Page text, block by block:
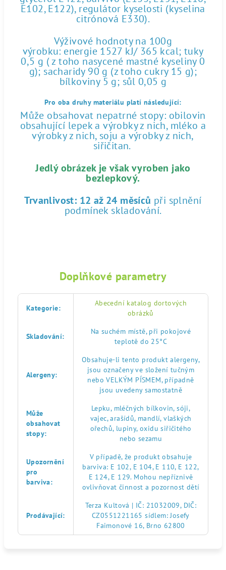
E102, E122), regulátor kyselosti (kyselina
citrónová E330).
Výživové hodnoty na 100g
výrobku: energie 1527 kJ/ 365 kcal; tuky
0,5 g ( z toho nasycené mastné kyseliny 0
g); sacharidy 90 g (z toho cukry 15 g);
bílkoviny 5 g; sůl 0,05 g
Pro oba druhy materiálu platí následující:
Může obsahovat nepatrné stopy: obilovin
obsahující lepek a výrobky z nich, mléko a
výrobky z nich, soju a výrobky z nich,
siřičitan.
Jedlý obrázek je však vyroben jako
bezlepkový.
Trvanlivost: 12 až 24 měsíců při splnění
podmínek skladování.
Doplňkové parametry
Kategorie:
Abecední katalog dortových
obrázků
Skladování:
Na suchém místě, při pokojové
teplotě do 25°C
Alergeny:
Obsahuje-li tento produkt alergeny,
jsou označeny ve složení tučným
nebo VELKÝM PÍSMEM, případně
jsou uvedeny samostatně
Může
obsahovat
stopy:
Lepku, mléčných bílkovin, sóji,
vajec, arašídů, mandlí, vlaškých
ořechů, lupiny, oxidu siřičitého
nebo sezamu
Upozornění
pro
barviva:
V případě, že produkt obsahuje
barviva: E 102, E 104, E 110, E 122,
E 124, E 129. Mohou nepříznivě
ovlivňovat činnost a pozornost dětí
Prodávající:
Terza Kultová | IČ: 21032009, DIČ:
CZ0551221165 sídlem: Josefy
Faimonové 16, Brno 62800